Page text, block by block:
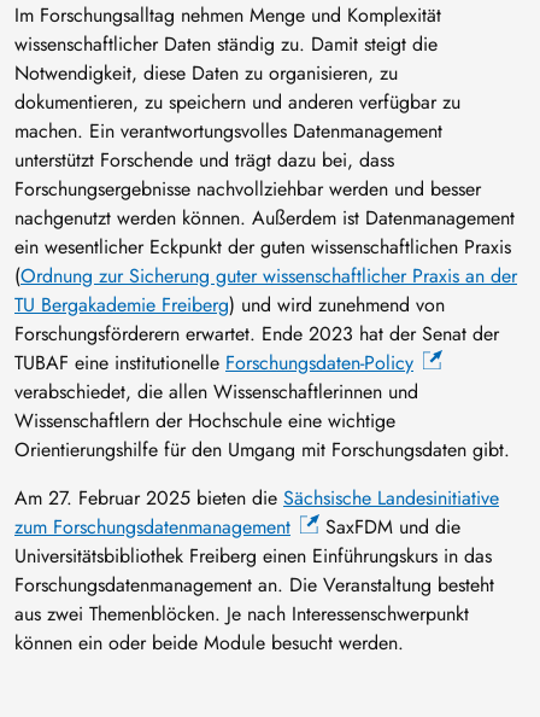
Im Forschungsalltag nehmen Menge und Komplexität
wissenschaftlicher Daten ständig zu. Damit steigt die
Notwendigkeit, diese Daten zu organisieren, zu
dokumentieren, zu speichern und anderen verfügbar zu
machen. Ein verantwortungsvolles Datenmanagement
unterstützt Forschende und trägt dazu bei, dass
Forschungsergebnisse nachvollziehbar werden und besser
nachgenutzt werden können. Außerdem ist Datenmanagement
ein wesentlicher Eckpunkt der guten wissenschaftlichen Praxis
(Ordnung zur Sicherung guter wissenschaftlicher Praxis an der
TU Bergakademie Freiberg) und wird zunehmend von
Forschungsförderern erwartet. Ende 2023 hat der Senat der
TUBAF eine institutionelle Forschungsdaten-Policy
verabschiedet, die allen Wissenschaftlerinnen und
Wissenschaftlern der Hochschule eine wichtige
Orientierungshilfe für den Umgang mit Forschungsdaten gibt.
Am 27. Februar 2025 bieten die Sächsische Landesinitiative
zum Forschungsdatenmanagement
SaxFDM und die
Universitätsbibliothek Freiberg einen Einführungskurs in das
Forschungsdatenmanagement an. Die Veranstaltung besteht
aus zwei Themenblöcken. Je nach Interessenschwerpunkt
können ein oder beide Module besucht werden.